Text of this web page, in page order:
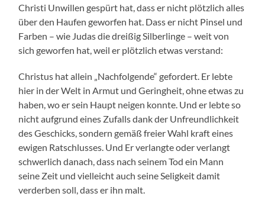
Christi Unwillen gespürt hat, dass er nicht plötzlich alles
über den Haufen geworfen hat. Dass er nicht Pinsel und
Farben – wie Judas die dreißig Silberlinge – weit von
sich geworfen hat, weil er plötzlich etwas verstand:
Christus hat allein „Nachfolgende“ gefordert. Er lebte
hier in der Welt in Armut und Geringheit, ohne etwas zu
haben, wo er sein Haupt neigen konnte. Und er lebte so
nicht aufgrund eines Zufalls dank der Unfreundlichkeit
des Geschicks, sondern gemäß freier Wahl kraft eines
ewigen Ratschlusses. Und Er verlangte oder verlangt
schwerlich danach, dass nach seinem Tod ein Mann
seine Zeit und vielleicht auch seine Seligkeit damit
verderben soll, dass er ihn malt.